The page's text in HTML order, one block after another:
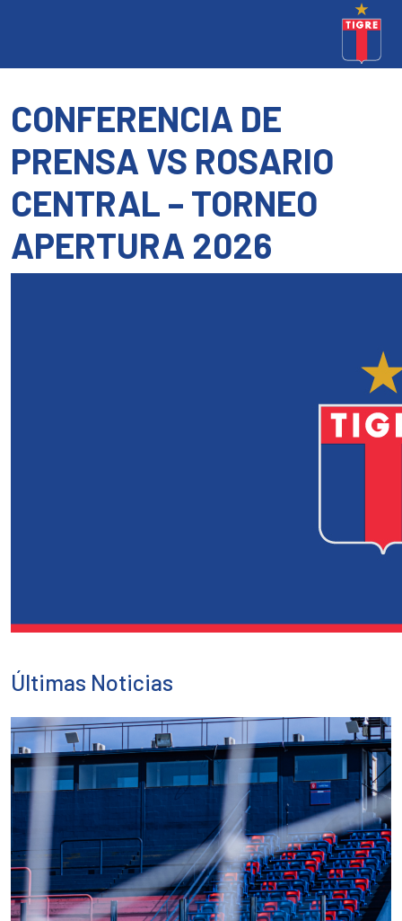
CONFERENCIA DE
PRENSA VS ROSARIO
CENTRAL – TORNEO
APERTURA 2026
Últimas Noticias